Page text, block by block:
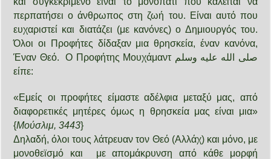
περπατήσει ο άνθρωπος στη ζωή του. Είναι αυτό που
ευχαριστεί και διατάζει (με κανόνες) ο Δημιουργός του.
Όλοι οι Προφήτες δίδαξαν μια θρησκεία, έναν κανόνα,
Έναν Θεό. Ο Προφήτης Μουχάμαντ صلى الله عليه وسلم
είπε:
«Εμείς οι προφήτες είμαστε αδέλφια μεταξύ μας, από
διαφορετικές μητέρες όμως η θρησκεία μας είναι μια»
{Μούσλιμ, 3443}
Δηλαδή, όλοι τους λάτρευαν τον Θεό (Αλλάχ) και μόνο, με
μονοθεϊσμό και με απομάκρυνση από κάθε μορφή